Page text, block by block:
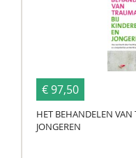
€ 97,50
HET BEHANDELEN VAN
JONGEREN